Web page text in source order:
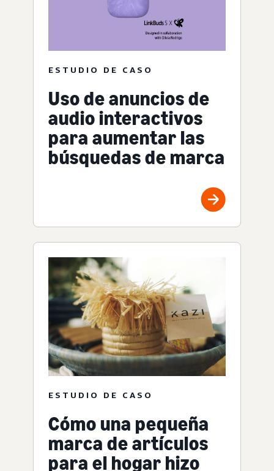
ESTUDIO DE CASO
Uso de anuncios de
audio interactivos
para aumentar las
búsquedas de marca
ESTUDIO DE CASO
Cómo una pequeña
marca de artículos
para el hogar hizo